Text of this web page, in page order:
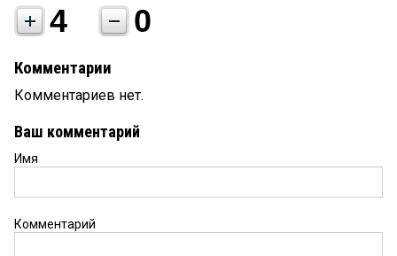
4 0
Комментарии
Комментариев нет.
Ваш комментарий
Имя
Комментарий